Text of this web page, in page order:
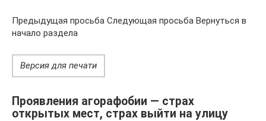
Предыдущая просьба Следующая просьба Вернуться в
начало раздела
Версия для печати
Проявления агорафобии — страх
открытых мест, страх выйти на улицу